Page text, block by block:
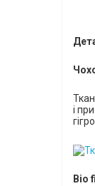
і
Bio